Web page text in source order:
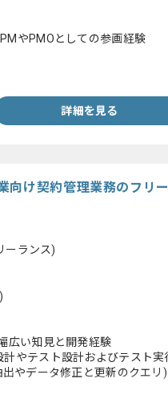
やPMOとしての参画経験
詳細を見る
向け契約管理業務のフリ
ーランス)
広い知見と開発経験
計やテスト設計およびテスト実
やデータ修正と更新のクエリ)